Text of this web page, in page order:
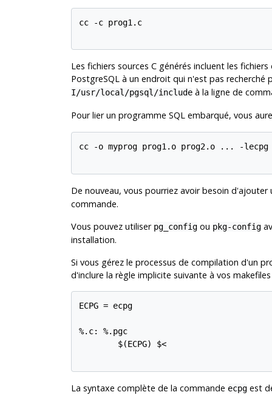
cc -c prog1.c
Les fichiers sources C générés incluent les
PostgreSQLà un endroit qui n'est pas recherché
I/usr/local/pgsql/includeà la ligne de
Pour lier un programme SQL embarqué, vous
cc -o myprog prog1.o prog2.o ... -lecpg
De nouveau, vous pourriez avoir besoin
commande.
Vous pouvez utiliser pg_config ou pkg-config
installation.
Si vous gérez le processus de compilation d'un
d'inclure la règle implicite suivante à vos makefiles
ECPG = ecpg
%.c: %.pgc
        $(ECPG) $<
La syntaxe complète de la commande ecpgest